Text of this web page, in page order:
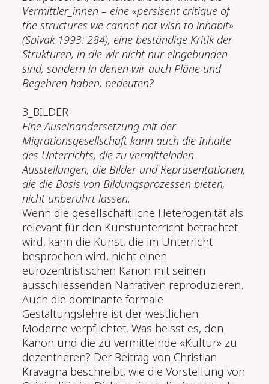
Vermittler_innen – eine «persisent critique of
the structures we cannot not wish to inhabit»
(Spivak 1993: 284), eine beständige Kritik der
Strukturen, in die wir nicht nur eingebunden
sind, sondern in denen wir auch Pläne und
Begehren haben, bedeuten?
3_BILDER
Eine Auseinandersetzung mit der
Migrationsgesellschaft kann auch die Inhalte
des Unterrichts, die zu vermittelnden
Ausstellungen, die Bilder und Repräsentationen,
die die Basis von Bildungsprozessen bieten,
nicht unberührt lassen.
Wenn die gesellschaftliche Heterogenität als
relevant für den Kunstunterricht betrachtet
wird, kann die Kunst, die im Unterricht
besprochen wird, nicht einen
eurozentristischen Kanon mit seinen
ausschliessenden Narrativen reproduzieren.
Auch die dominante formale
Gestaltungslehre ist der westlichen
Moderne verpflichtet. Was heisst es, den
Kanon und die zu vermittelnde «Kultur» zu
dezentrieren? Der Beitrag von Christian
Kravagna beschreibt, wie die Vorstellung von